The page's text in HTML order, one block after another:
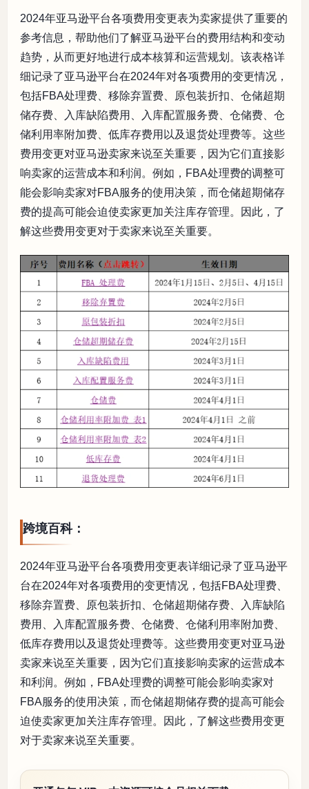
2024年亚马逊平台各项费用变更表为卖家提供了重要的
参考信息，帮助他们了解亚马逊平台的费用结构和变动
趋势，从而更好地进行成本核算和运营规划。该表格详
细记录了亚马逊平台在2024年对各项费用的变更情况，
包括FBA处理费、移除弃置费、原包装折扣、仓储超期
储存费、入库缺陷费用、入库配置服务费、仓储费、仓
储利用率附加费、低库存费用以及退货处理费等。这些
费用变更对亚马逊卖家来说至关重要，因为它们直接影
响卖家的运营成本和利润。例如，FBA处理费的调整可
能会影响卖家对FBA服务的使用决策，而仓储超期储存
费的提高可能会迫使卖家更加关注库存管理。因此，了
解这些费用变更对于卖家来说至关重要。
跨境百科：
2024年亚马逊平台各项费用变更表详细记录了亚马逊平
台在2024年对各项费用的变更情况，包括FBA处理费、
移除弃置费、原包装折扣、仓储超期储存费、入库缺陷
费用、入库配置服务费、仓储费、仓储利用率附加费、
低库存费用以及退货处理费等。这些费用变更对亚马逊
卖家来说至关重要，因为它们直接影响卖家的运营成本
和利润。例如，FBA处理费的调整可能会影响卖家对
FBA服务的使用决策，而仓储超期储存费的提高可能会
迫使卖家更加关注库存管理。因此，了解这些费用变更
对于卖家来说至关重要。